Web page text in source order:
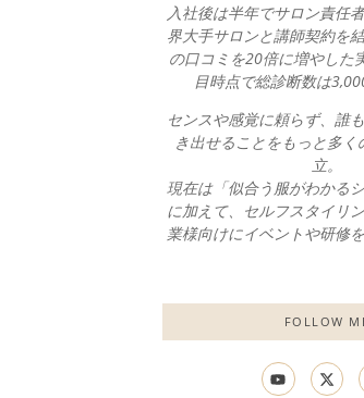
入社後は半年でサロン責任
界大手サロンと講師契約を
の口コミを20倍に増やした
目時点で総診断数は
センスや感覚に頼らず、誰
き出せることをもっと多
立。
現在は「似合う服がわかる
に加えて、セルフスタイリ
業様向けにイベントや研修
FOLLOW